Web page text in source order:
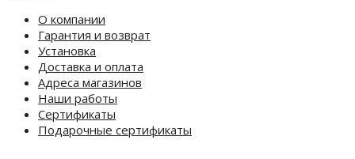
О компании
Гарантия и возврат
Установка
Доставка и оплата
Адреса магазинов
Наши работы
Сертификаты
Подарочные сертификаты